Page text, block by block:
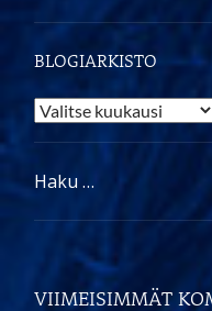
BLOGIARKISTO
Blogiarkisto
Haku:
VIIMEISIMMÄT